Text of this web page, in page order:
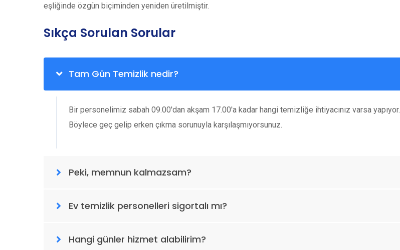
eşliğinde özgün biçiminden yeniden üretilmiştir.
Sıkça Sorulan Sorular
Tam Gün Temizlik nedir?
Bir personelimiz sabah 09.00'dan akşam 17.00'a kadar hangi temizliğe ihtiyacınız varsa yapıyor.
Böylece geç gelip erken çıkma sorunuyla karşılaşmıyorsunuz.
Peki, memnun kalmazsam?
Ev temizlik personelleri sigortalı mı?
Hangi günler hizmet alabilirim?